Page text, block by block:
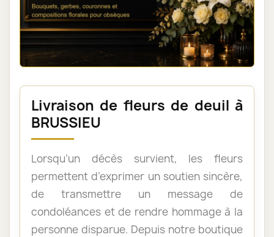
Livraison de fleurs de deuil à
BRUSSIEU
Lorsqu’un décès survient, les fleurs
permettent d’exprimer un soutien sincère,
de transmettre un message de
condoléances et de rendre hommage à la
personne disparue. Depuis notre boutique